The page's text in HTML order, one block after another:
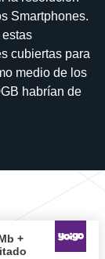
Smartphones.
cubiertas para
medio de los
habrían de
+